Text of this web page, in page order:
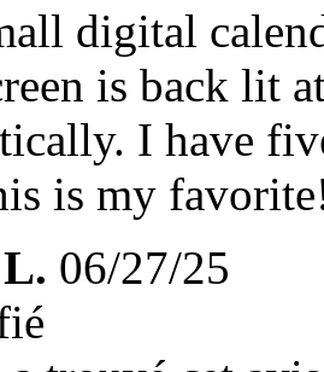
digital
is back lit
I have
is my
06/27/25